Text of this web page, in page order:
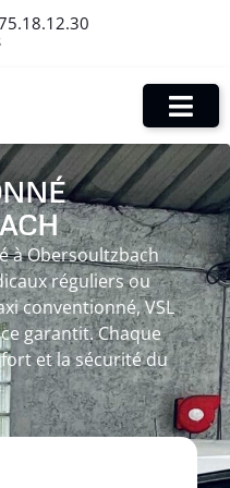
à Obersoultzbach
réguliers ou
conventionné, VSL
garantit. Chaque
et la sécurité du